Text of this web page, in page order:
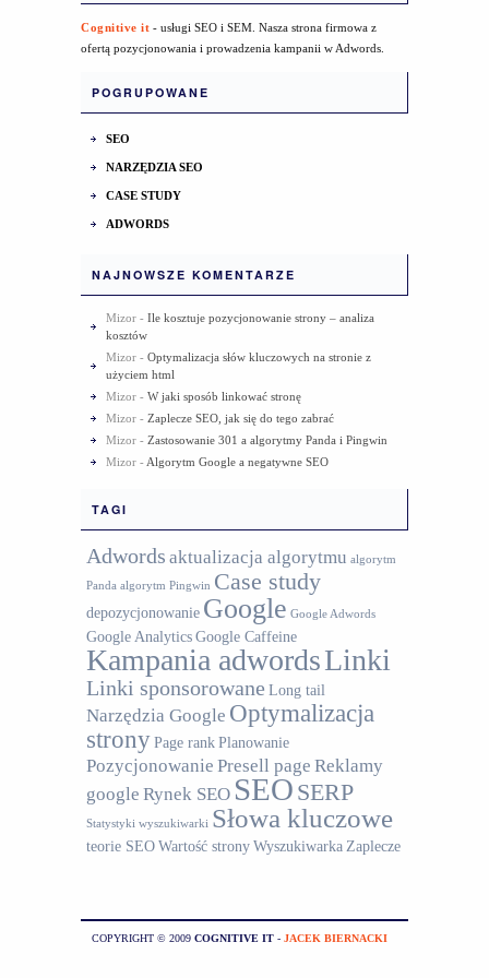
Cognitive it - usługi SEO i SEM. Nasza strona firmowa z
ofertą pozycjonowania i prowadzenia kampanii w Adwords.
POGRUPOWANE
SEO
NARZĘDZIA SEO
CASE STUDY
ADWORDS
NAJNOWSZE KOMENTARZE
Mizor - Ile kosztuje pozycjonowanie strony – analiza
kosztów
Mizor - Optymalizacja słów kluczowych na stronie z
użyciem html
Mizor - W jaki sposób linkować stronę
Mizor - Zaplecze SEO, jak się do tego zabrać
Mizor - Zastosowanie 301 a algorytmy Panda i Pingwin
Mizor - Algorytm Google a negatywne SEO
TAGI
Adwords aktualizacja algorytmu algorytm
Panda algorytm Pingwin Case study
depozycjonowanie Google Google Adwords
Google AnalyticsGoogle Caffeine
Kampania adwordsLinki
Linki sponsorowane Long tail
Narzędzia Google Optymalizacja
stronyPage rankPlanowanie
Pozycjonowanie Presell page Reklamy
google Rynek SEO SEO SERP
Statystyki wyszukiwarki Słowa kluczowe
teorie SEOWartość stronyWyszukiwarka Zaplecze
COPYRIGHT © 2009 COGNITIVE IT - JACEK BIERNACKI